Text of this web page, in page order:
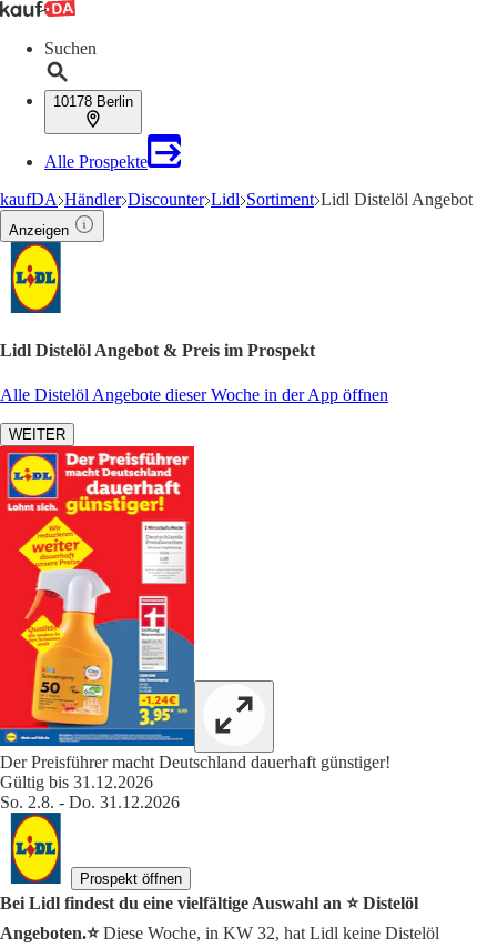
Suchen
10178 Berlin
Alle Prospekte
kaufDA Händler Discounter Lidl Sortiment Lidl Distelöl Angebot
Anzeigen
Lidl Distelöl Angebot & Preis im Prospekt
Alle Distelöl Angebote dieser Woche in der App öffnen
WEITER
Der Preisführer macht Deutschland dauerhaft günstiger!
Gültig bis 31.12.2026
So. 2.8. - Do. 31.12.2026
Prospekt öffnen
Bei Lidl findest du eine vielfältige Auswahl an ⭐️ Distelöl
Angeboten.⭐️Diese Woche, in KW 32, hat Lidl keine Distelöl